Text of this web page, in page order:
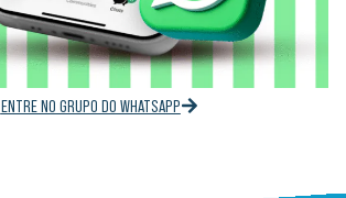
ENTRE NO GRUPO DO WHATSAPP